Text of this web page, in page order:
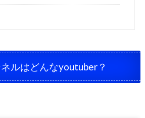
ルはどんなyoutuber？